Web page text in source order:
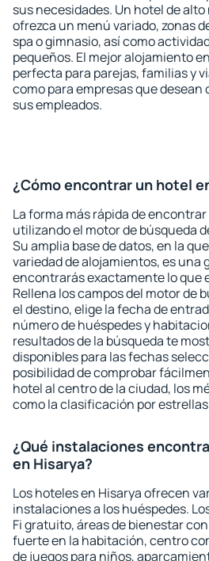
sus necesidades. Un hotel de
ofrezca un menú variado, zonas
spa o gimnasio, así como
pequeños. El mejor alojamiento
perfecta para parejas, familias y
como para empresas que
sus empleados.
¿Cómo encontrar un hotel
La forma más rápida de
utilizando el motor de búsqueda
Su amplia base de datos, en la
variedad de alojamientos, es una
encontrarás exactamente lo que
Rellena los campos del motor de
el destino, elige la fecha de
número de huéspedes y
resultados de la búsqueda te
disponibles para las fechas
posibilidad de comprobar
hotel al centro de la ciudad, los
como la clasificación por
¿Qué instalaciones
en Hisarya?
Los hoteles en Hisarya ofrecen
instalaciones a los huéspedes.
Fi gratuito, áreas de bienestar
fuerte en la habitación, centro
de juegos para niños,